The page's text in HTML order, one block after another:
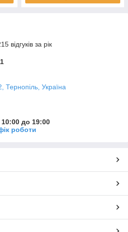
відгуків за рік
Тернопіль, Україна
до 19:00
роботи